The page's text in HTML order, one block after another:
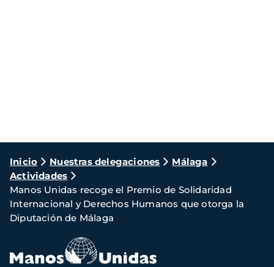
Ruta
de
navegación
Inicio Nuestras delegaciones
Málaga
Actividades
Manos Unidas recoge el Premio de Solidaridad
Internacional y Derechos Humanos que otorga la
Diputación de Málaga